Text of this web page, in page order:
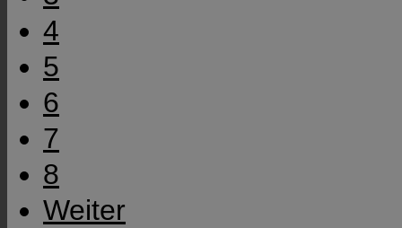
4
5
6
7
8
Weiter